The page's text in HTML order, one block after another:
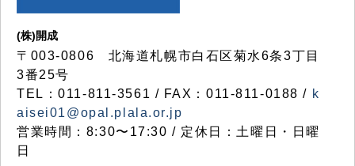
(株)開成
〒003-0806 北海道札幌市白石区菊水6条3丁目
3番25号
TEL：011-811-3561 / FAX：011-811-0188 / k
aisei01@opal.plala.or.jp
営業時間：8:30〜17:30 / 定休日：土曜日・日曜
日